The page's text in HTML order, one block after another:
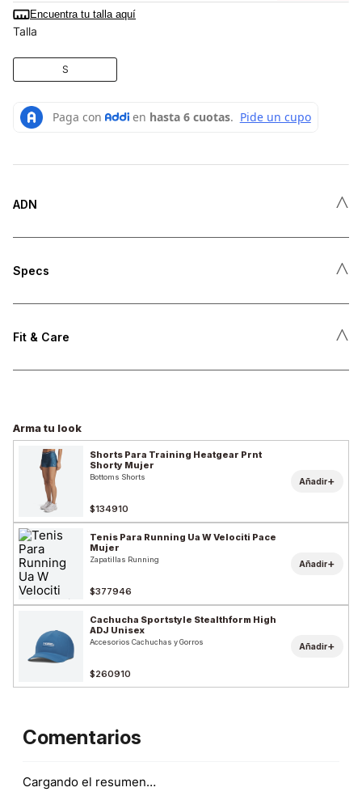
Encuentra tu talla aquí
Talla
S
ADN ˄
Specs ˄
Fit & Care ˄
Arma tu look
Shorts Para Training Heatgear Prnt
Shorty Mujer
Bottoms Shorts
$134910
Añadir+
Tenis Para Running Ua W Velociti Pace
Mujer
Zapatillas Running
$377946
Añadir+
Cachucha Sportstyle Stealthform High
ADJ Unisex
Accesorios Cachuchas y Gorros
$260910
Añadir+
Comentarios
Cargando el resumen…